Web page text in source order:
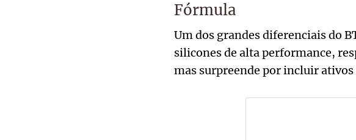
Fórmula
Um dos grandes diferenciais do
silicones de alta performance,
mas surpreende por incluir